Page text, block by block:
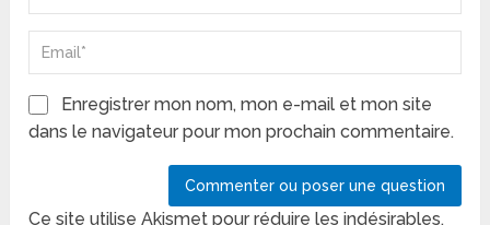
Enregistrer mon nom, mon e-mail et mon site
dans le navigateur pour mon prochain commentaire.
Ce site utilise Akismet pour réduire les indésirables.